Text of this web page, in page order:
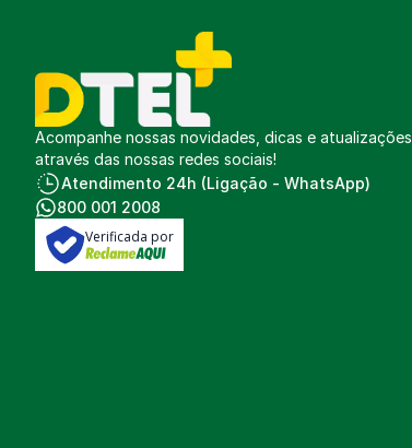
Acompanhe nossas novidades, dicas e atualizações
através das nossas redes sociais!
Atendimento 24h (Ligação - WhatsApp)
800 001 2008
Verificada por